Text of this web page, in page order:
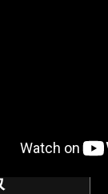
再編集、高
はマルチテー
グを施し、伝
Discに収
武道館